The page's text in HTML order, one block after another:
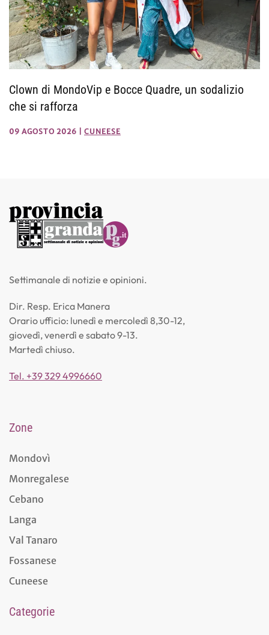
Clown di MondoVip e Bocce Quadre, un sodalizio
che si rafforza
09 AGOSTO 2026 CUNEESE
Settimanale di notizie e opinioni.
Dir. Resp. Erica Manera
Orario ufficio: lunedì e mercoledì 8,30-12,
giovedì, venerdì e sabato 9-13.
Martedì chiuso.
Tel. +39 329 4996660
Zone
Mondovì
Monregalese
Cebano
Langa
Val Tanaro
Fossanese
Cuneese
Categorie